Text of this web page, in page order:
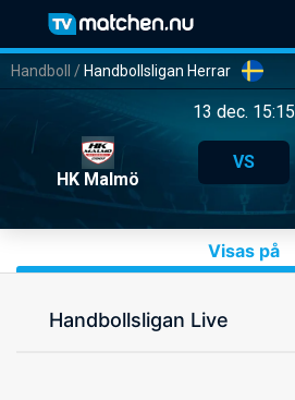
Handboll / Handbollsligan Herrar
13 dec. 15:15
HK Malmö
VS
Visas på
Handbollsligan Live